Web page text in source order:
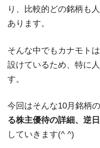
り、比較的どの銘柄も
あります。
そんな中でもカナモト
設けているため、特に
す。
今回はそんな10月銘柄の
る株主優待の詳細、逆
していきます(^ ^)